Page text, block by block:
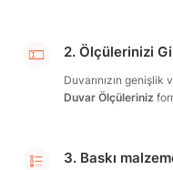
2. Ölçülerinizi
Duvarınızın
Duvar Ölçüleriniz
3. Baskı